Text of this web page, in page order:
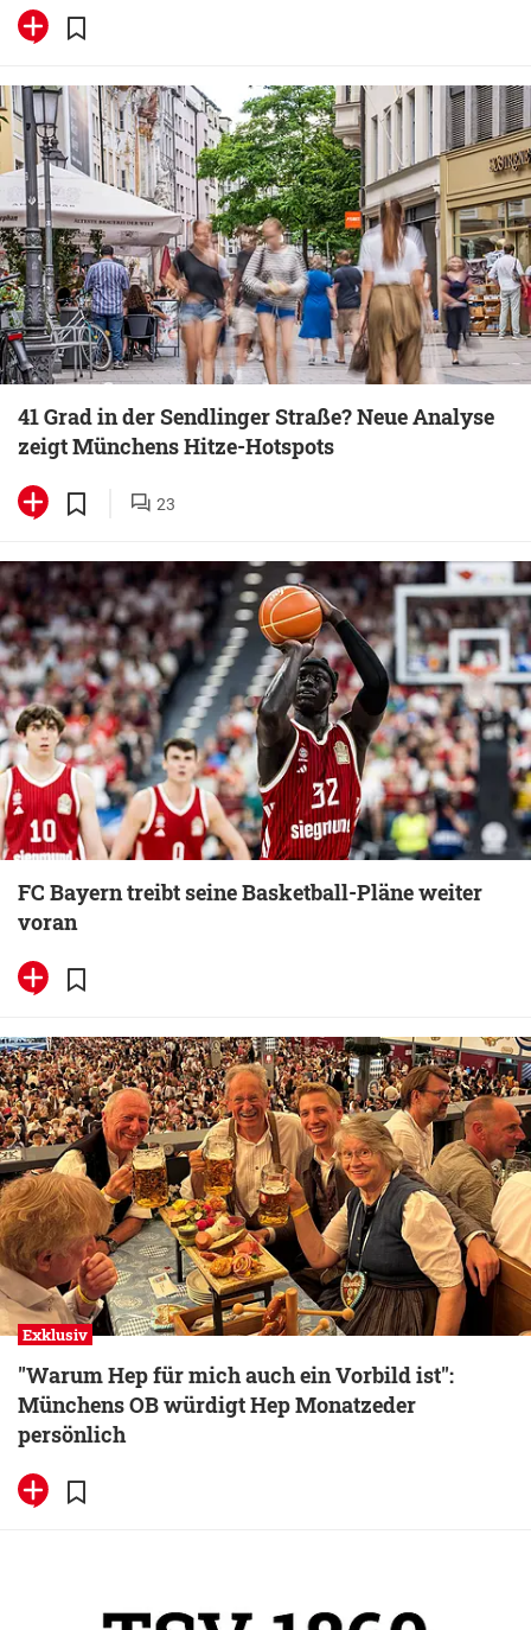
41 Grad in der Sendlinger Straße? Neue Analyse
zeigt Münchens Hitze-Hotspots
23
FC Bayern treibt seine Basketball-Pläne weiter
voran
Exklusiv
"Warum Hep für mich auch ein Vorbild ist":
Münchens OB würdigt Hep Monatzeder
persönlich